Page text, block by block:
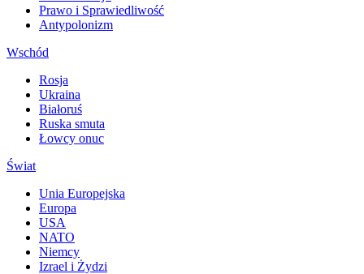
Prawo i Sprawiedliwość
Antypolonizm
Wschód
Rosja
Ukraina
Białoruś
Ruska smuta
Łowcy onuc
Świat
Unia Europejska
Europa
USA
NATO
Niemcy
Izrael i Żydzi